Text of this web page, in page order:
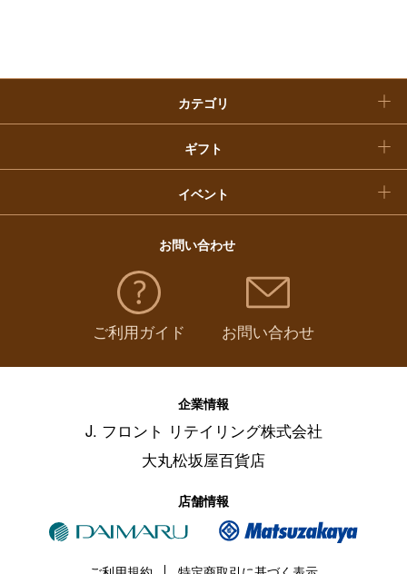
カテゴリ
ギフト
イベント
福袋
お問い合わせ
ご利用ガイド お問い合わせ
企業情報
J. フロント リテイリング株式会社
大丸松坂屋百貨店
店舗情報